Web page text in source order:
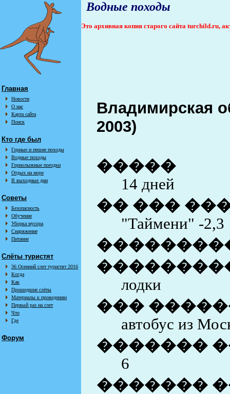
Главная
Новости
О нас
Карта сайта
Поиск
Кто где был
Горные и пешие походы
Водные походы
Горнолыжные поездки
Отдых на море
В выходные дни
Советы
Безопасность
Обучение
Уборка мусора
Снаряжение
Питание
Слёты туристят
36 Осенний слет туристят 2016
Когда
Как
Прошедшие слёты
Материалы к проведению
Первый раз на слет
Что
Где
Форум
Водные походы
Это архивная копия старого сайта turchild.ru,
Владимирская
2003)
�����
14 дней
�� ���
"Таймени" -2,3
лодки
���
автобус из
�������
6
�������